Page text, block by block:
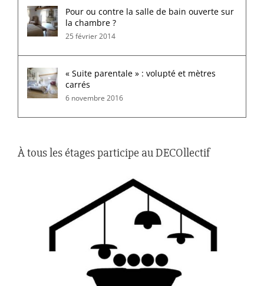
Pour ou contre la salle de bain ouverte sur
la chambre ?
25 février 2014
« Suite parentale » : volupté et mètres
carrés
6 novembre 2016
À tous les étages participe au DECOllectif